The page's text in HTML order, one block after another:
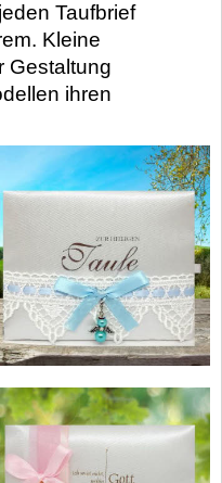
Taufbrief
Kleine
Gestaltung
ihren